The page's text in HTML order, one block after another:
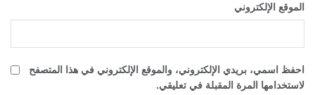
الموقع الإلكتروني
احفظ اسمي، بريدي الإلكتروني، والموقع الإلكتروني في هذا المتصفح
لاستخدامها المرة المقبلة في تعليقي.